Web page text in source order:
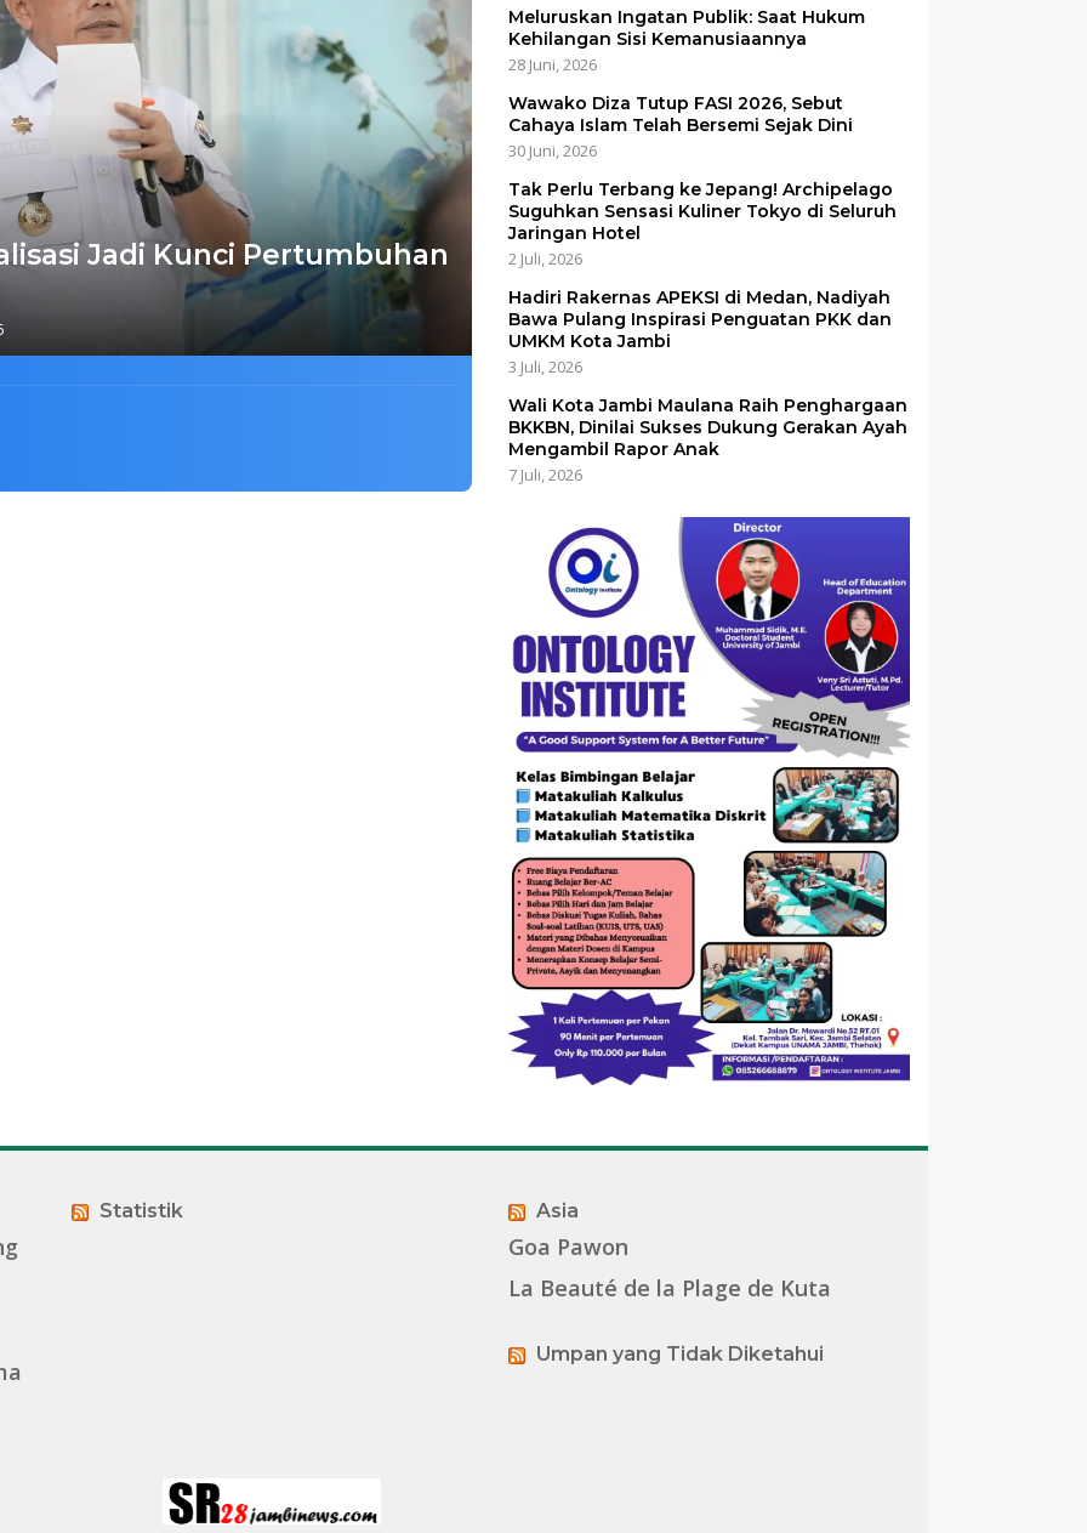
Jadi Kunci Pertumbuhan
Meluruskan Ingatan Publik: Saat Hukum
Kehilangan Sisi Kemanusiaannya
28 Juni, 2026
Wawako Diza Tutup FASI 2026, Sebut
Cahaya Islam Telah Bersemi Sejak Dini
30 Juni, 2026
Tak Perlu Terbang ke Jepang! Archipelago
Suguhkan Sensasi Kuliner Tokyo di Seluruh
Jaringan Hotel
2 Juli, 2026
Hadiri Rakernas APEKSI di Medan, Nadiyah
Bawa Pulang Inspirasi Penguatan PKK dan
UMKM Kota Jambi
3 Juli, 2026
Wali Kota Jambi Maulana Raih Penghargaan
BKKBN, Dinilai Sukses Dukung Gerakan Ayah
Mengambil Rapor Anak
7 Juli, 2026
Statistik Asia
Goa Pawon
La Beauté de la Plage de Kuta
Umpan yang Tidak Diketahui